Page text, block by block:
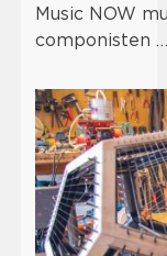
Music NOW
componisten …